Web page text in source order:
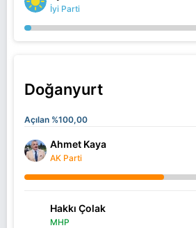
İyi Parti
Doğanyurt
Açılan %100,00
Ahmet Kaya
AK Parti
Hakkı Çolak
MHP